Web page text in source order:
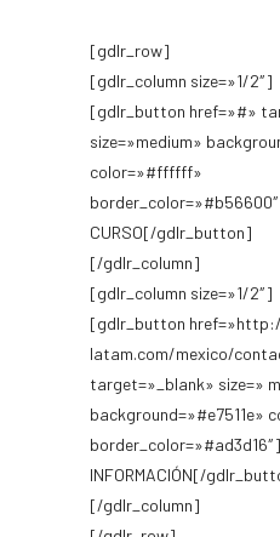
[gdlr_row]
[gdlr_column size=»1/2″]
[gdlr_button href=»#»
size=»medium»
color=»#ffffff»
CURSO[/gdlr_button]
[/gdlr_column]
[gdlr_column size=»1/2″]
[gdlr_button
latam.com/mexico/
target=»_blank» size=»
background=»#e7511e»
INFORMACIÓN[/
[/gdlr_column]